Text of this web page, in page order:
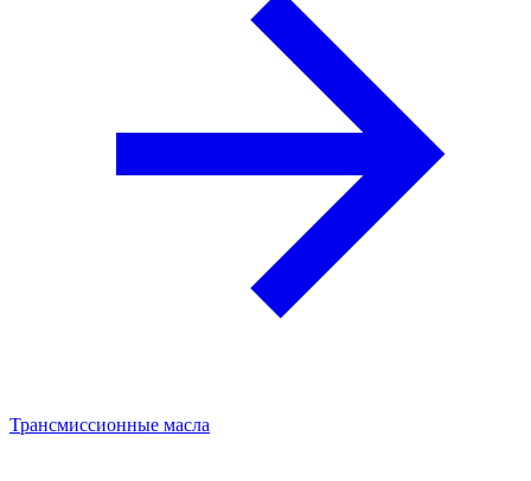
Трансмиссионные масла